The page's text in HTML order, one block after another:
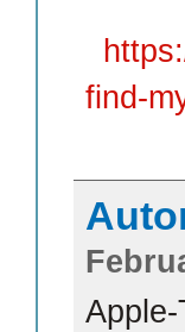
find-